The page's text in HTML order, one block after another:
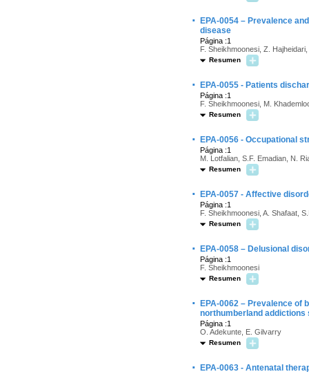
·
EPA-0054 – Prevalence
disease
Página :1
F. Sheikhmoonesi, Z.
Resumen
· EPA-0055 - Patients
Página :1
F. Sheikhmoonesi, M.
Resumen
· EPA-0056 - Occupational
Página :1
M. Lotfalian, S.F. Emadian, N.
Resumen
· EPA-0057 - Affective
Página :1
F. Sheikhmoonesi, A. Shafaat,
Resumen
· EPA-0058 – Delusional
Página :1
F. Sheikhmoonesi
Resumen
·
EPA-0062 – Prevalence of
northumberland addictions
Página :1
O. Adekunte, E. Gilvarry
Resumen
· EPA-0063 - Antenatal